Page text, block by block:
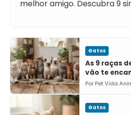
melhor amigo. Descubra 9
Gatos
As 9 raças
vão te
Por Pet Vida
Gatos